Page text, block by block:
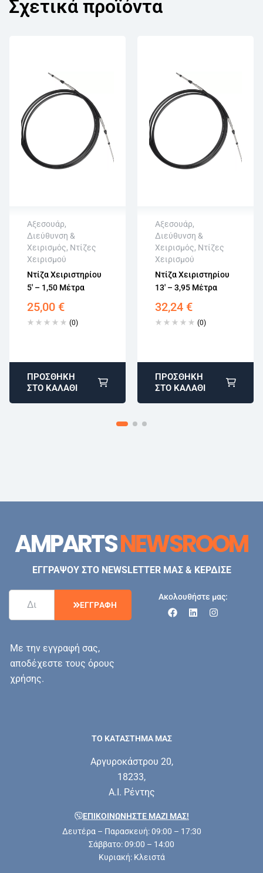
Σχετικά προϊόντα
Αξεσουάρ,
Διεύθυνση &
Χειρισμός, Ντίζες
Χειρισμού
Ντίζα Χειριστηρίου
5′ – 1,50 Μέτρα
25,00 €
(0)
Άμεση αποστολή
Επιστροφή εντός
Αγορά χωρίς
εγγραφή
ΠΡΟΣΘΉΚΗ
ΣΤΟ ΚΑΛΆΘΙ
Αξεσουάρ,
Διεύθυνση &
Χειρισμός, Ντίζες
Χειρισμού
Ντίζα Χειριστηρίου
13′ – 3,95 Μέτρα
32,24 €
(0)
Άμεση αποστολή
Επιστροφή εντός
Αγορά χωρίς
εγγραφή
ΠΡΟΣΘΉΚΗ
ΣΤΟ ΚΑΛΆΘΙ
AMPARTSNEWSROOM
ΕΓΓΡΑΨΟΥ ΣΤΟ NEWSLETTER ΜΑΣ & ΚΕΡΔΙΣΕ
ΕΓΓΡΑΦΗ
Με την εγγραφή σας,
αποδέχεστε τους όρους
χρήσης.
Ακολουθήστε μας:
ΤΟ ΚΑΤΑΣΤΗΜΑ ΜΑΣ
Αργυροκάστρου 20,
18233,
Α.Ι. Ρέντης
ΕΠΙΚΟΙΝΩΝΗΣΤΕ ΜΑΖΊ ΜΑΣ!
Δευτέρα – Παρασκευή: 09:00 – 17:30
Σάββατο: 09:00 – 14:00
Κυριακή: Κλειστά